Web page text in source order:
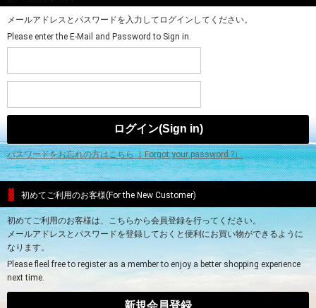
メールアドレスとパスワードを入力してログインしてください。
Please enter the E-Mail and Password to Sign in.
パスワードをお忘れの方はこちら（ Forgot your password ?）
初めてご利用のお客様(For the New Customer)
初めてご利用のお客様は、こちらから会員登録を行ってください。
メールアドレスとパスワードを登録しておくと便利にお買い物ができるように
なります。
Please fleel free to register as a member to enjoy a better shopping experience
next time.